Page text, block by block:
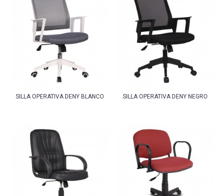
SILLA OPERATIVA DENY BLANCO SILLA OPERATIVA DENY NEGRO